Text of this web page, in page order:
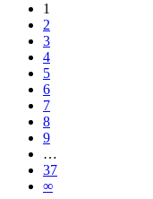
1
2
3
4
5
6
7
8
9
…
37
∞